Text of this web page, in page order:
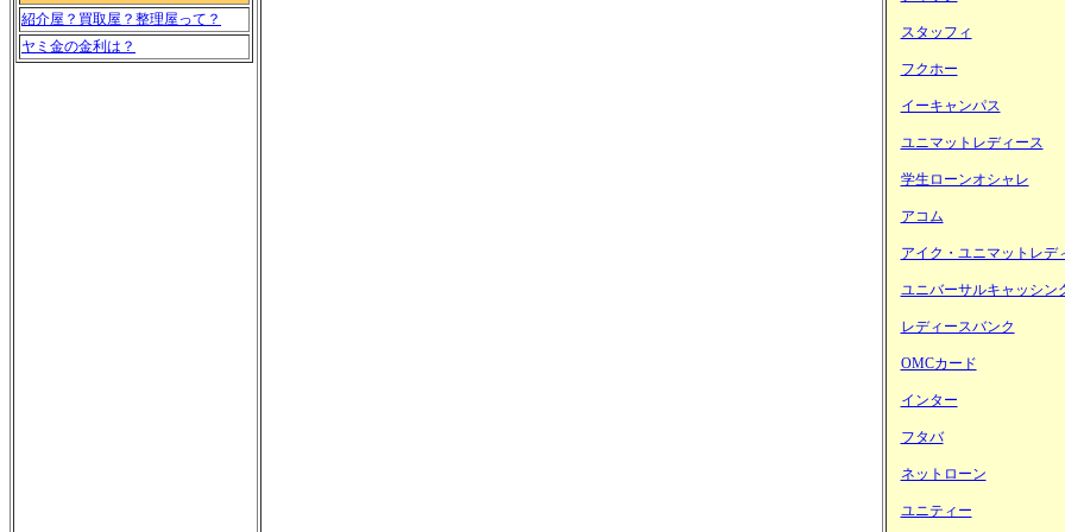
紹介屋？買取屋？整理屋って？
ヤミ金の金利は？
スタッフィ
フクホー
イーキャンパス
ユニマットレディース
学生ローンオシャレ
アコム
アイク・ユニマットレデ
ユニバーサルキャッシン
レディースバンク
OMCカード
インター
フタバ
ネットローン
ユニティー